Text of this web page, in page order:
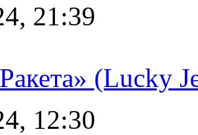
21:39
(Lucky
12:30